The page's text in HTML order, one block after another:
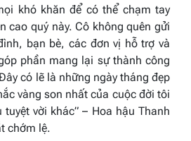
khó khăn để có thể chạm tay
cao quý này. Cô không quên gửi
bạn bè, các đơn vị hỗ trợ và
phần mang lại sự thành công
có lẽ là những ngày tháng đẹp
vàng son nhất của cuộc đời tôi
vời khác” – Hoa hậu Thanh
chớm lệ.